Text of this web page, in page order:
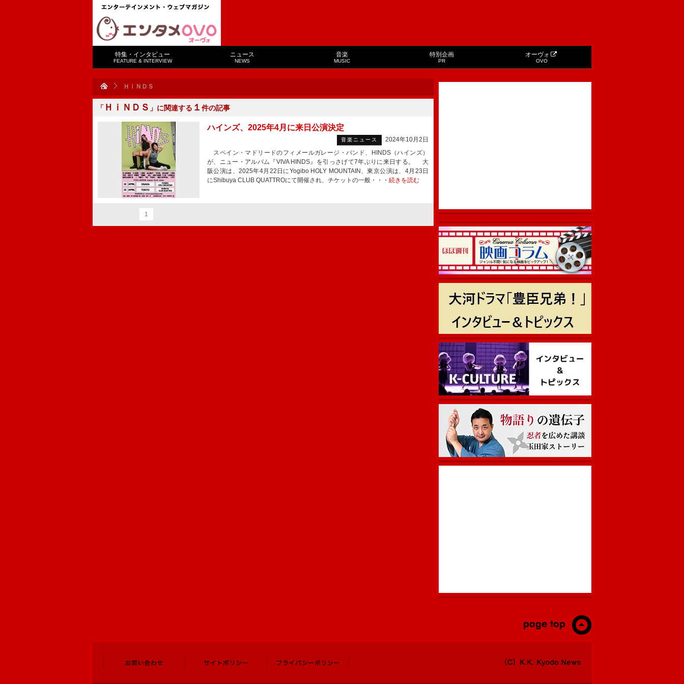
特集・インタビュー
FEATURE & INTERVIEW
ニュース
NEWS
音楽
MUSIC
特別企画
PR
オーヴォ
OVO
ＨｉＮＤＳ
「 ＨｉＮＤＳ 」に関連する １ 件の記事
ハインズ、2025年4月に来日公演決定
音楽ニュース
2024年10月2日
スペイン・マドリードのフィメールガレージ・バンド、HINDS（ハインズ）
が、ニュー・アルバム『VIVA HINDS』を引っさげて7年ぶりに来日する。 大
阪公演は、2025年4月22日にYogibo HOLY MOUNTAIN、東京公演は、4月23日
にShibuya CLUB QUATTROにて開催され、チケットの一般・・・ 続きを読む
1